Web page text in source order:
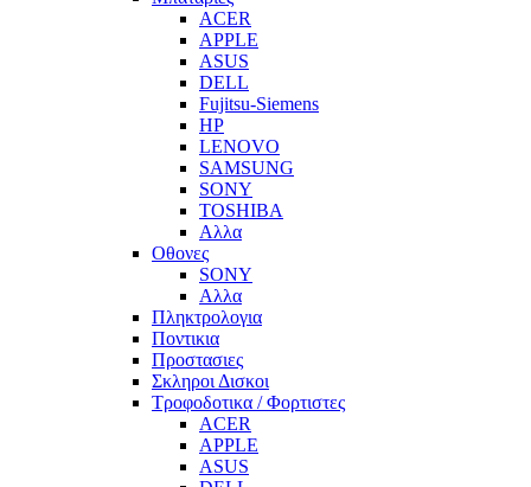
ACER
APPLE
ASUS
DELL
Fujitsu-Siemens
HP
LENOVO
SAMSUNG
SONY
TOSHIBA
Αλλα
Οθονες
SONY
Αλλα
Πληκτρολογια
Ποντικια
Προστασιες
Σκληροι Δισκοι
Τροφοδοτικα / Φορτιστες
ACER
APPLE
ASUS